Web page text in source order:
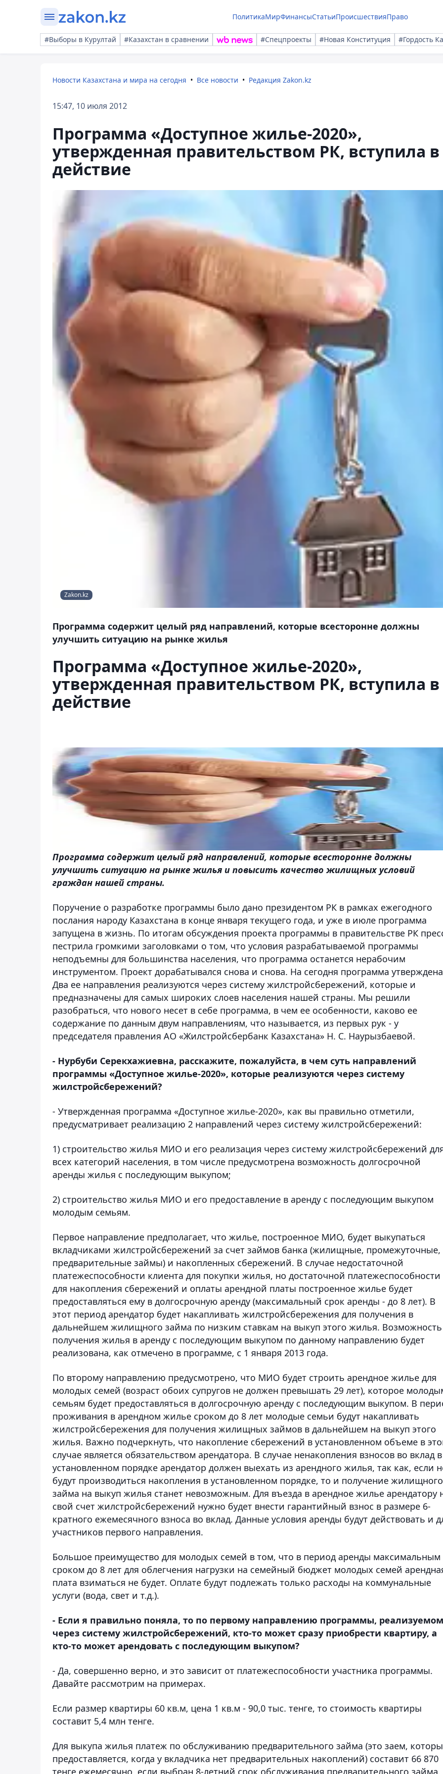
ПолитикаМирФинансыСтатьиПроисшествияПраво
#Выборы в Курултай #Казахстан в сравнении #Спецпроекты #Новая Конституция #Гордость
Новости Казахстана и мира на сегодня Все новости Редакция Zakon.kz
15:47, 10 июля 2012
Программа «Доступное жилье-2020»,
утвержденная правительством РК, вступила в
действие
Zakon.kz
Программа содержит целый ряд направлений, которые всесторонне должны
улучшить ситуацию на рынке жилья
Программа «Доступное жилье-2020»,
утвержденная правительством РК, вступила в
действие
Программа содержит целый ряд направлений, которые всесторонне должны
улучшить ситуацию на рынке жилья и повысить качество жилищных условий
граждан нашей страны.
Поручение о разработке программы было дано президентом РК в рамках ежегодного
послания народу Казахстана в конце января текущего года, и уже в июле программа
запущена в жизнь. По итогам обсуждения проекта программы в правительстве РК
пестрила громкими заголовками о том, что условия разрабатываемой программы
неподъемны для большинства населения, что программа останется нерабочим
инструментом. Проект дорабатывался снова и снова. На сегодня программа
Два ее направления реализуются через систему жилстройсбережений, которые и
предназначены для самых широких слоев населения нашей страны. Мы решили
разобраться, что нового несет в себе программа, в чем ее особенности, каково ее
содержание по данным двум направлениям, что называется, из первых рук - у
председателя правления АО «Жилстройсбербанк Казахстана» Н. С. Наурызбаевой.
- Нурбуби Серекхажиевна, расскажите, пожалуйста, в чем суть направлений
программы «Доступное жилье-2020», которые реализуются через систему
жилстройсбережений?
- Утвержденная программа «Доступное жилье-2020», как вы правильно отметили,
предусматривает реализацию 2 направлений через систему жилстройсбережений:
1) строительство жилья МИО и его реализация через систему жилстройсбережений
всех категорий населения, в том числе предусмотрена возможность долгосрочной
аренды жилья с последующим выкупом;
2) строительство жилья МИО и его предоставление в аренду с последующим выкупом
молодым семьям.
Первое направление предполагает, что жилье, построенное МИО, будет выкупаться
вкладчиками жилстройсбережений за счет займов банка (жилищные, промежуточные,
предварительные займы) и накопленных сбережений. В случае недостаточной
платежеспособности клиента для покупки жилья, но достаточной платежеспособности
для накопления сбережений и оплаты арендной платы построенное жилье будет
предоставляться ему в долгосрочную аренду (максимальный срок аренды - до 8 лет). В
этот период арендатор будет накапливать жилстройсбережения для получения в
дальнейшем жилищного займа по низким ставкам на выкуп этого жилья. Возможность
получения жилья в аренду с последующим выкупом по данному направлению будет
реализована, как отмечено в программе, с 1 января 2013 года.
По второму направлению предусмотрено, что МИО будет строить арендное жилье для
молодых семей (возраст обоих супругов не должен превышать 29 лет), которое
семьям будет предоставляться в долгосрочную аренду с последующим выкупом. В
проживания в арендном жилье сроком до 8 лет молодые семьи будут накапливать
жилстройсбережения для получения жилищных займов в дальнейшем на выкуп этого
жилья. Важно подчеркнуть, что накопление сбережений в установленном объеме в
случае является обязательством арендатора. В случае ненакопления взносов во вклад в
установленном порядке арендатор должен выехать из арендного жилья, так как, если
будут производиться накопления в установленном порядке, то и получение жилищного
займа на выкуп жилья станет невозможным. Для въезда в арендное жилье арендатору
свой счет жилстройсбережений нужно будет внести гарантийный взнос в размере 6-
кратного ежемесячного взноса во вклад. Данные условия аренды будут действовать и
участников первого направления.
Большое преимущество для молодых семей в том, что в период аренды максимальным
сроком до 8 лет для облегчения нагрузки на семейный бюджет молодых семей
плата взиматься не будет. Оплате будут подлежать только расходы на коммунальные
услуги (вода, свет и т.д.).
- Если я правильно поняла, то по первому направлению программы,
через систему жилстройсбережений, кто-то может сразу приобрести квартиру, а
кто-то может арендовать с последующим выкупом?
- Да, совершенно верно, и это зависит от платежеспособности участника программы.
Давайте рассмотрим на примерах.
Если размер квартиры 60 кв.м, цена 1 кв.м - 90,0 тыс. тенге, то стоимость квартиры
составит 5,4 млн тенге.
Для выкупа жилья платеж по обслуживанию предварительного займа (это заем,
предоставляется, когда у вкладчика нет предварительных накоплений) составит 66 870